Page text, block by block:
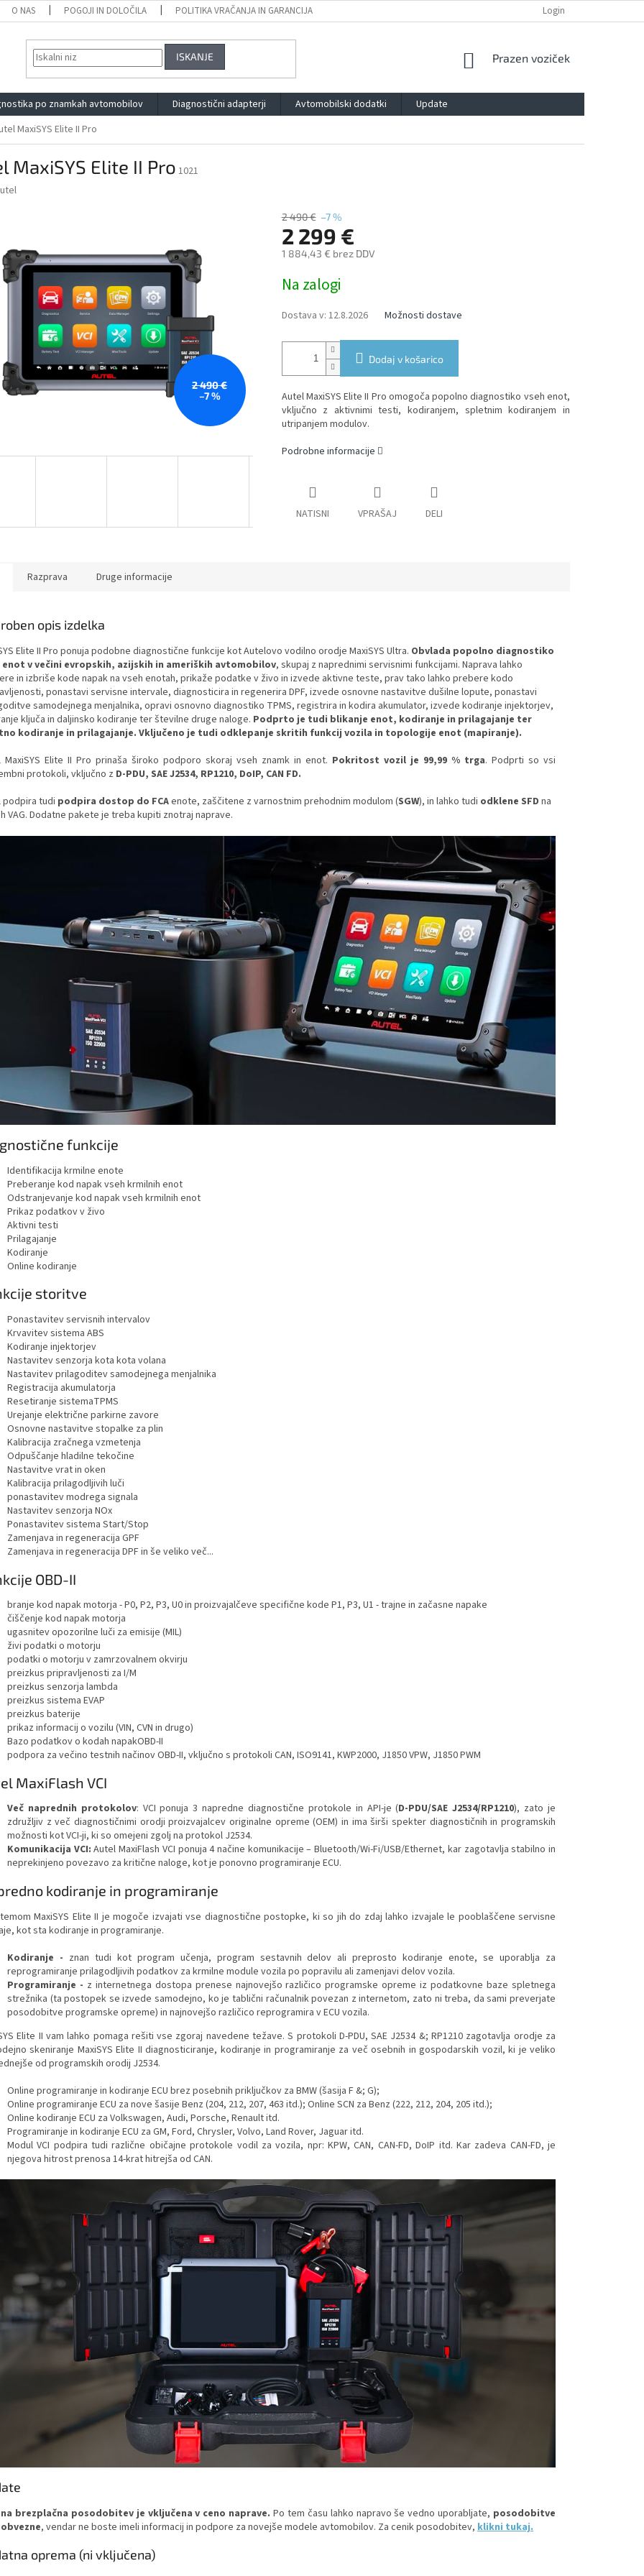
O NAS POGOJI IN DOLOČILA POLITIKA VRAČANJA IN GARANCIJA BLOG
Login
ISKANJE
SHOPPING
Prazen voziček
po znamkah avtomobilov Diagnostični adapterji Avtomobilski dodatki
Update
MaxiSYS Elite II Pro
MaxiSYS Elite II Pro 1021
2 490 €
–7 %
2 490 € –7 %
2 299 €
1 884,43 € brez DDV
price:
Na zalogi
Dostava v: 12.8.2026 Možnosti dostave
Dodaj v košarico
Autel MaxiSYS Elite II Pro omogoča popolno diagnostiko vseh enot,
vključno z aktivnimi testi, kodiranjem, spletnim kodiranjem in
utripanjem modulov.
Podrobne informacije
NATISNI VPRAŠAJ DELI
Razprava Druge informacije
opis izdelka
Elite II Pro ponuja podobne diagnostične funkcije kot Autelovo vodilno orodje MaxiSYS Ultra. Obvlada popolno diagnostiko
enot v večini evropskih, azijskih in ameriških avtomobilov, skupaj z naprednimi servisnimi funkcijami. Naprava lahko
in izbriše kode napak na vseh enotah, prikaže podatke v živo in izvede aktivne teste, prav tako lahko prebere kodo
ponastavi servisne intervale, diagnosticira in regenerira DPF, izvede osnovne nastavitve dušilne lopute, ponastavi
samodejnega menjalnika, opravi osnovno diagnostiko TPMS, registrira in kodira akumulator, izvede kodiranje injektorjev,
ključa in daljinsko kodiranje ter številne druge naloge. Podprto je tudi blikanje enot, kodiranje in prilagajanje ter
kodiranje in prilagajanje. Vključeno je tudi odklepanje skritih funkcij vozila in topologije enot (mapiranje).
MaxiSYS Elite II Pro prinaša široko podporo skoraj vseh znamk in enot. Pokritost vozil je 99,99 % trga. Podprti so vsi
protokoli, vključno z D-PDU, SAE J2534, RP1210, DoIP, CAN FD.
podpira tudi podpira dostop do FCAenote, zaščitene z varnostnim prehodnim modulom (SGW), in lahko tudi odklene SFD na
VAG. Dodatne pakete je treba kupiti znotraj naprave.
funkcije
Identifikacija krmilne enote
Preberanje kod napak vseh krmilnih enot
Odstranjevanje kod napak vseh krmilnih enot
Prikaz podatkov v živo
Aktivni testi
Prilagajanje
Kodiranje
Online kodiranje
storitve
Ponastavitev servisnih intervalov
Krvavitev sistema ABS
Kodiranje injektorjev
Nastavitev senzorja kota kota volana
Nastavitev prilagoditev samodejnega menjalnika
Registracija akumulatorja
Resetiranje sistemaTPMS
Urejanje električne parkirne zavore
Osnovne nastavitve stopalke za plin
Kalibracija zračnega vzmetenja
Odpuščanje hladilne tekočine
Nastavitve vrat in oken
Kalibracija prilagodljivih luči
ponastavitev modrega signala
Nastavitev senzorja NOx
Ponastavitev sistema Start/Stop
Zamenjava in regeneracija GPF
Zamenjava in regeneracija DPF in še veliko več...
OBD-II
branje kod napak motorja - P0, P2, P3, U0 in proizvajalčeve specifične kode P1, P3, U1 - trajne in začasne napake
čiščenje kod napak motorja
ugasnitev opozorilne luči za emisije (MIL)
živi podatki o motorju
podatki o motorju v zamrzovalnem okvirju
preizkus pripravljenosti za I/M
preizkus senzorja lambda
preizkus sistema EVAP
preizkus baterije
prikaz informacij o vozilu (VIN, CVN in drugo)
Bazo podatkov o kodah napakOBD-II
podpora za večino testnih načinov OBD-II, vključno s protokoli CAN, ISO9141, KWP2000, J1850 VPW, J1850 PWM
MaxiFlash VCI
Več naprednih protokolov: VCI ponuja 3 napredne diagnostične protokole in API-je (D-PDU/SAE J2534/RP1210), zato je
združljiv z več diagnostičnimi orodji proizvajalcev originalne opreme (OEM) in ima širši spekter diagnostičnih in programskih
možnosti kot VCI-ji, ki so omejeni zgolj na protokol J2534.
Komunikacija VCI:Autel MaxiFlash VCI ponuja 4 načine komunikacije – Bluetooth/Wi-Fi/USB/Ethernet, kar zagotavlja stabilno in
neprekinjeno povezavo za kritične naloge, kot je ponovno programiranje ECU.
kodiranje in programiranje
MaxiSYS Elite II je mogoče izvajati vse diagnostične postopke, ki so jih do zdaj lahko izvajale le pooblaščene servisne
kot sta kodiranje in programiranje.
Kodiranje - znan tudi kot program učenja, program sestavnih delov ali preprosto kodiranje enote, se uporablja za
reprogramiranje prilagodljivih podatkov za krmilne module vozila po popravilu ali zamenjavi delov vozila.
Programiranje - z internetnega dostopa prenese najnovejšo različico programske opreme iz podatkovne baze spletnega
strežnika (ta postopek se izvede samodejno, ko je tablični računalnik povezan z internetom, zato ni treba, da sami preverjate
posodobitve programske opreme) in najnovejšo različico reprogramira v ECU vozila.
Elite II vam lahko pomaga rešiti vse zgoraj navedene težave. S protokoli D-PDU, SAE J2534 &; RP1210 zagotavlja orodje za
skeniranje MaxiSYS Elite II diagnosticiranje, kodiranje in programiranje za več osebnih in gospodarskih vozil, ki je veliko
od programskih orodij J2534.
Online programiranje in kodiranje ECU brez posebnih priključkov za BMW (šasija F &; G);
Online programiranje ECU za nove šasije Benz (204, 212, 207, 463 itd.); Online SCN za Benz (222, 212, 204, 205 itd.);
Online kodiranje ECU za Volkswagen, Audi, Porsche, Renault itd.
Programiranje in kodiranje ECU za GM, Ford, Chrysler, Volvo, Land Rover, Jaguar itd.
Modul VCI podpira tudi različne običajne protokole vodil za vozila, npr: KPW, CAN, CAN-FD, DoIP itd. Kar zadeva CAN-FD, je
njegova hitrost prenosa 14-krat hitrejša od CAN.
brezplačna posodobitev je vključena v ceno naprave. Po tem času lahko napravo še vedno uporabljate, posodobitve
, vendar ne boste imeli informacij in podpore za novejše modele avtomobilov. Za cenik posodobitev, klikni tukaj.
oprema (ni vključena)